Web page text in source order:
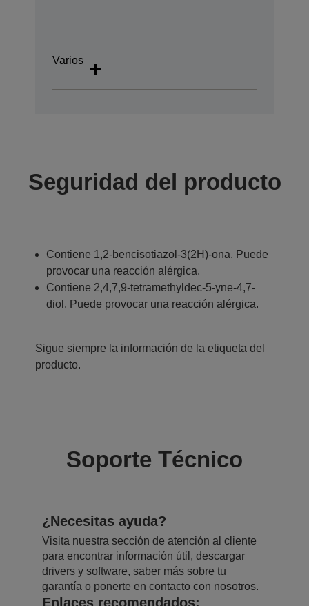
Varios
Seguridad del producto
Contiene 1,2-bencisotiazol-3(2H)-ona. Puede
provocar una reacción alérgica.
Contiene 2,4,7,9-tetramethyldec-5-yne-4,7-
diol. Puede provocar una reacción alérgica.
Sigue siempre la información de la etiqueta del
producto.
Soporte Técnico
¿Necesitas ayuda?
Visita nuestra sección de atención al cliente
para encontrar información útil, descargar
drivers y software, saber más sobre tu
garantía o ponerte en contacto con nosotros.
Enlaces recomendados: